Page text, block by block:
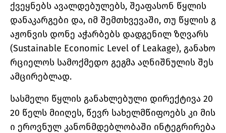
ქვეყნებს ავალდებულებს, შეაფასონ წყლის
დანაკარგები და, იმ შემთხვევაში, თუ წყლის გ
აჟონვის დონე აჭარბებს დადგენილ ზღვარს
(Sustainable Economic Level of Leakage), განახო
რციელოს სამოქმედო გეგმა აღნიშნულის შეს
ამცირებლად.
სასმელი წყლის განახლებული დირექტივა 20
20 წელს მიიღეს, წევრ სახელმწიფოებს კი მის
ი ეროვნულ კანონმდებლობაში ინტეგრირება